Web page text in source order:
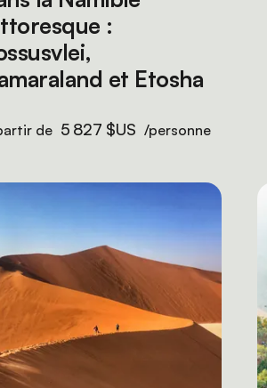
:
et Etosha
de 5 827 $US /personne